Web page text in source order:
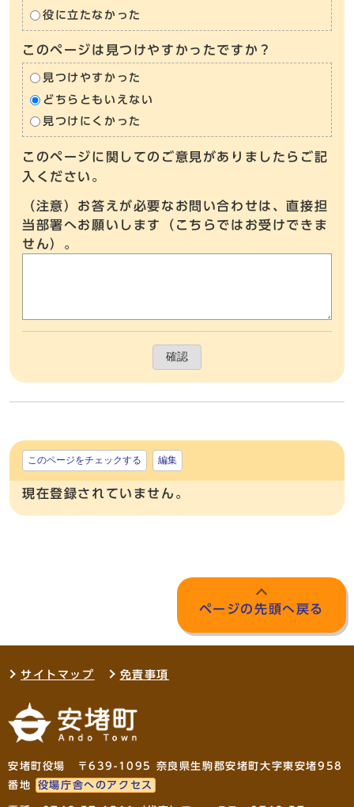
役に立たなかった
このページは見つけやすかったですか？
見つけやすかった
どちらともいえない
見つけにくかった
このページに関してのご意見がありましたらご記
入ください。
（注意）お答えが必要なお問い合わせは、直接担
当部署へお願いします（こちらではお受けできま
せん）。
確認
このページをチェックする 編集
現在登録されていません。
ページの先頭へ戻る
サイトマップ 免責事項
安堵町役場 〒639-1095 奈良県生駒郡安堵町大字東安堵958
番地
役場庁舎へのアクセス